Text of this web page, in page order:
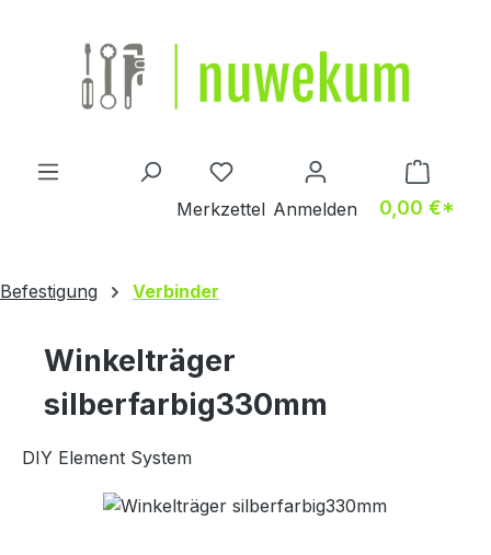
Du hast 0 Produkte auf dem
Merkzettel Anmelden 0,00 €*
Befestigung Verbinder
Winkelträger
silberfarbig330mm
DIY Element System
Bildergalerie überspringen